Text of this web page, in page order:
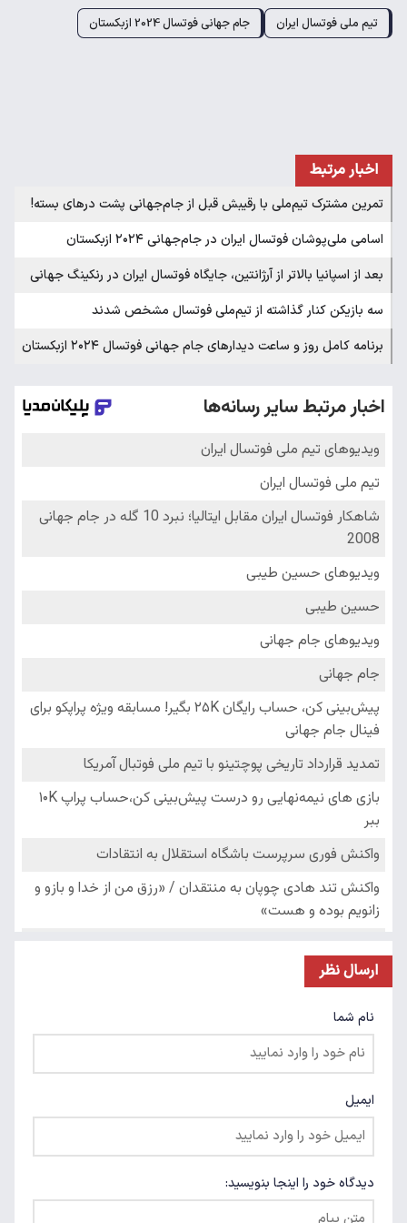
تیم ملی فوتسال ایران جام جهانی فوتسال 2024 ازبکستان
اخبار مرتبط
تمرین مشترک تیم‌ملی با رقیبش قبل از جام‌جهانی پشت درهای بسته!
اسامی ملی‌پوشان فوتسال ایران در جام‌جهانی ۲۰۲۴ ازبکستان
بعد از اسپانیا بالاتر از آرژانتین، جایگاه فوتسال ایران در رنکینگ جهانی
سه بازیکن کنار گذاشته از تیم‌ملی فوتسال مشخص شدند
برنامه کامل روز و ساعت دیدارهای جام جهانی فوتسال ۲۰۲۴ ازبکستان
ارسال نظر
نام شما
ایمیل
دیدگاه خود را اینجا بنویسید: